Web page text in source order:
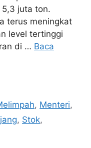
juta ton.
terus meningkat
level tertinggi
di … Baca
, Menteri,
, Stok,